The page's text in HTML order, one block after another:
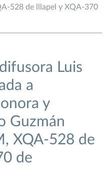
528 de lllapel y XQA-370
Luis
a
y
Guzmán
XQA-528 de
de